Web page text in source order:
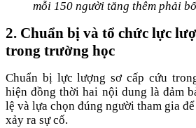
mỗi 150 người tăng thêm phải
2. Chuẩn bị và tổ chức lực
trong trường học
Chuẩn bị lực lượng sơ cấp cứu
hiện đồng thời hai nội dung là đảm
lệ và lựa chọn đúng người tham gia
xảy ra sự cố.